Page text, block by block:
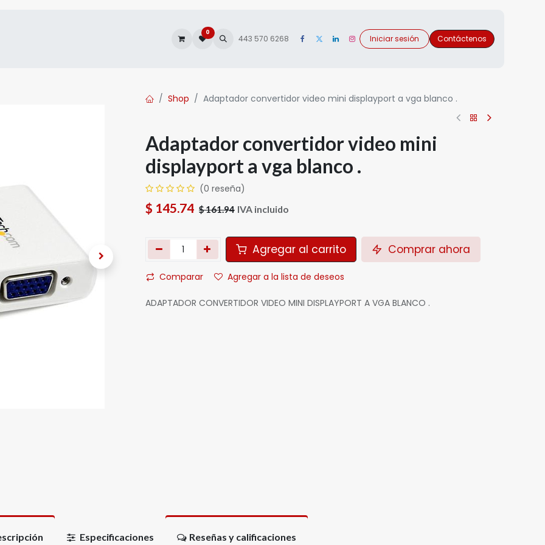
0
443 570 6268 Iniciar sesión Contáctenos
Shop Adaptador convertidor video mini displayport a vga blanco .
Adaptador convertidor video mini
displayport a vga blanco .
(0 reseña)
$ 145.74 $161.94 IVA incluido
Agregar al carrito Comprar ahora
Comparar Agregar a la lista de deseos
ADAPTADOR CONVERTIDOR VIDEO MINI DISPLAYPORT A VGA BLANCO .
Especificaciones Reseñas y calificaciones